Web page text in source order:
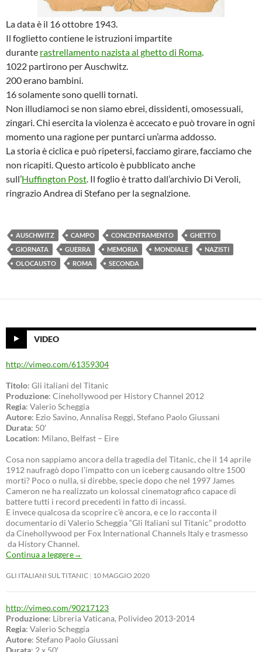
La data è il 16 ottobre 1943.
Il foglietto contiene le istruzioni impartite
durante rastrellamento nazista al ghetto di Roma.
1022 partirono per Auschwitz.
200 erano bambini.
16 solamente sono quelli tornati.
Non illudiamoci se non siamo ebrei, dissidenti, omosessuali,
zingari. Chi esercita la violenza è accecato e può trovare in ogni
momento una ragione per puntarci un’arma addosso.
La storia è ciclica e può ripetersi, facciamo girare, facciamo che
non ricapiti. Questo articolo è pubblicato anche
sull’Huffington Post. Il foglio è tratto dall’archivio Di Veroli,
ringrazio Andrea di Stefano per la segnalzione.
AUSCHWITZ CAMPO CONCENTRAMENTO
GHETTO
GIORNATA
GUERRA MEMORIA MONDIALE
NAZISTI
OLOCAUSTO
ROMA SECONDA
VIDEO
http://vimeo.com/61359304
Titolo: Gli italiani del Titanic
Produzione: Cinehollywood per History Channel 2012
Regia: Valerio Scheggia
Autore: Ezio Savino, Annalisa Reggi, Stefano Paolo Giussani
Durata: 50′
Location: Milano, Belfast – Eire
Cosa non sappiamo ancora della tragedia del Titanic, che il 14 aprile
1912 naufragò dopo l’impatto con un iceberg causando oltre 1500
morti? Poco o nulla, si direbbe, specie dopo che nel 1997 James
Cameron ne ha realizzato un kolossal cinematografico capace di
battere tutti i record precedenti in fatto di incassi.
E invece qualcosa da scoprire c’è ancora, e ce lo racconta il
documentario di Valerio Scheggia “Gli Italiani sul Titanic” prodotto
da Cinehollywood per Fox International Channels Italy e trasmesso
da History Channel.
Continua a leggere→
GLI ITALIANI SUL TITANIC 10 MAGGIO 2020
http://vimeo.com/90217123
Produzione: Libreria Vaticana, Polivideo 2013-2014
Regia: Valerio Scheggia
Autore: Stefano Paolo Giussani
Durata: 2 x 50′